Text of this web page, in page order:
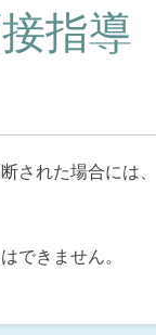
指導
された場合には、
できません。